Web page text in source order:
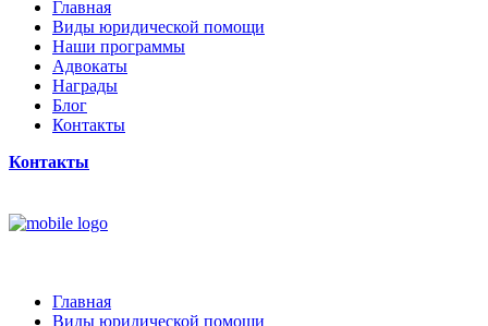
Главная
Виды юридической помощи
Наши программы
Адвокаты
Награды
Блог
Контакты
Контакты
Главная
Виды юридической помощи